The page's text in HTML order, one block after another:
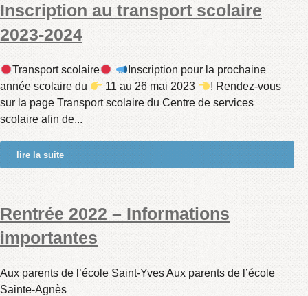
Inscription au transport scolaire
2023-2024
Transport scolaire
Inscription pour la prochaine
année scolaire du
11 au 26 mai 2023
! Rendez-vous
sur la page Transport scolaire du Centre de services
scolaire afin de...
lire la suite
Rentrée 2022 – Informations
importantes
Aux parents de l’école Saint-Yves Aux parents de l’école
Sainte-Agnès